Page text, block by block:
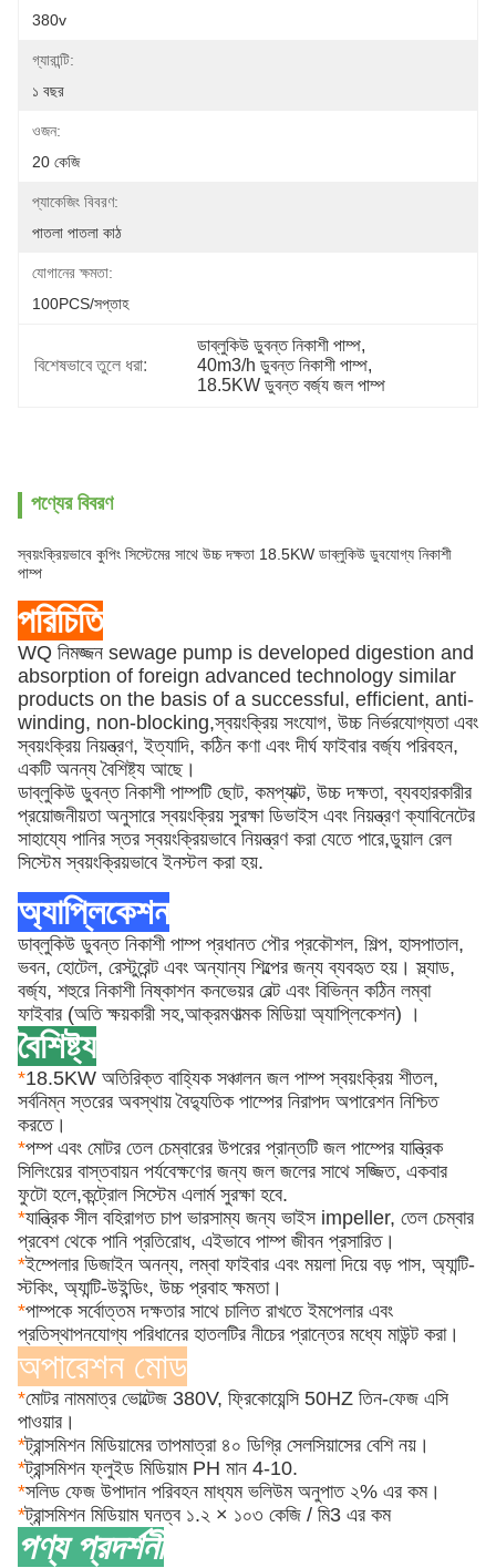
380v
গ্যারান্টি:
১ বছর
ওজন:
20 কেজি
প্যাকেজিং বিবরণ:
পাতলা পাতলা কাঠ
যোগানের ক্ষমতা:
100PCS/সপ্তাহ
বিশেষভাবে তুলে ধরা:
ডাব্লুকিউ ডুবন্ত নিকাশী পাম্প,
40m3/h ডুবন্ত নিকাশী পাম্প,
18.5KW ডুবন্ত বর্জ্য জল পাম্প
পণ্যের বিবরণ
স্বয়ংক্রিয়ভাবে কুপিং সিস্টেমের সাথে উচ্চ দক্ষতা 18.5KW ডাব্লুকিউ ডুবযোগ্য নিকাশী
পাম্প
পরিচিতি
WQ নিমজ্জন sewage pump is developed digestion and
absorption of foreign advanced technology similar
products on the basis of a successful, efficient, anti-
winding, non-blocking,স্বয়ংক্রিয় সংযোগ, উচ্চ নির্ভরযোগ্যতা এবং
স্বয়ংক্রিয় নিয়ন্ত্রণ, ইত্যাদি, কঠিন কণা এবং দীর্ঘ ফাইবার বর্জ্য পরিবহন,
একটি অনন্য বৈশিষ্ট্য আছে।
ডাব্লুকিউ ডুবন্ত নিকাশী পাম্পটি ছোট, কমপ্যাক্ট, উচ্চ দক্ষতা, ব্যবহারকারীর
প্রয়োজনীয়তা অনুসারে স্বয়ংক্রিয় সুরক্ষা ডিভাইস এবং নিয়ন্ত্রণ ক্যাবিনেটের
সাহায্যে পানির স্তর স্বয়ংক্রিয়ভাবে নিয়ন্ত্রণ করা যেতে পারে,ডুয়াল রেল
সিস্টেম স্বয়ংক্রিয়ভাবে ইনস্টল করা হয়.
অ্যাপ্লিকেশন
ডাব্লুকিউ ডুবন্ত নিকাশী পাম্প প্রধানত পৌর প্রকৌশল, শিল্প, হাসপাতাল,
ভবন, হোটেল, রেস্টুরেন্ট এবং অন্যান্য শিল্পের জন্য ব্যবহৃত হয়। স্ল্যাড,
বর্জ্য, শহুরে নিকাশী নিষ্কাশন কনভেয়র বেল্ট এবং বিভিন্ন কঠিন লম্বা
ফাইবার (অতি ক্ষয়কারী সহ,আক্রমণাত্মক মিডিয়া অ্যাপ্লিকেশন) ।
বৈশিষ্ট্য
*18.5KW অতিরিক্ত বাহ্যিক সঞ্চালন জল পাম্প স্বয়ংক্রিয় শীতল,
সর্বনিম্ন স্তরের অবস্থায় বৈদ্যুতিক পাম্পের নিরাপদ অপারেশন নিশ্চিত
করতে।
*পম্প এবং মোটর তেল চেম্বারের উপরের প্রান্তটি জল পাম্পের যান্ত্রিক
সিলিংয়ের বাস্তবায়ন পর্যবেক্ষণের জন্য জল জলের সাথে সজ্জিত, একবার
ফুটো হলে,কন্ট্রোল সিস্টেম এলার্ম সুরক্ষা হবে.
*যান্ত্রিক সীল বহিরাগত চাপ ভারসাম্য জন্য ভাইস impeller, তেল চেম্বার
প্রবেশ থেকে পানি প্রতিরোধ, এইভাবে পাম্প জীবন প্রসারিত।
*ইম্পেলার ডিজাইন অনন্য, লম্বা ফাইবার এবং ময়লা দিয়ে বড় পাস, অ্যান্টি-
স্টকিং, অ্যান্টি-উইন্ডিং, উচ্চ প্রবাহ ক্ষমতা।
*পাম্পকে সর্বোত্তম দক্ষতার সাথে চালিত রাখতে ইমপেলার এবং
প্রতিস্থাপনযোগ্য পরিধানের হাতলটির নীচের প্রান্তের মধ্যে মাউন্ট করা।
অপারেশন মোড
*মোটর নামমাত্র ভোল্টেজ 380V, ফ্রিকোয়েন্সি 50HZ তিন-ফেজ এসি
পাওয়ার।
*ট্রান্সমিশন মিডিয়ামের তাপমাত্রা ৪০ ডিগ্রি সেলসিয়াসের বেশি নয়।
*ট্রান্সমিশন ফ্লুইড মিডিয়াম PH মান 4-10.
*সলিড ফেজ উপাদান পরিবহন মাধ্যম ভলিউম অনুপাত ২% এর কম।
*ট্রান্সমিশন মিডিয়াম ঘনত্ব ১.২ × ১০৩ কেজি / মি3 এর কম
পণ্য প্রদর্শনী